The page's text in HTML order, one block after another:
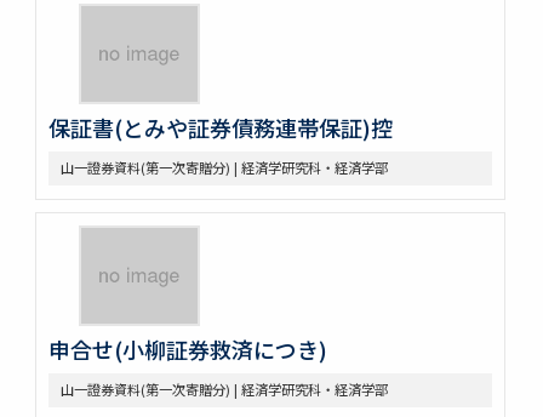
保証書(とみや証券債務連帯保証)控
山一證券資料(第一次寄贈分) | 経済学研究科・経済学部
申合せ(小柳証券救済につき)
山一證券資料(第一次寄贈分) | 経済学研究科・経済学部